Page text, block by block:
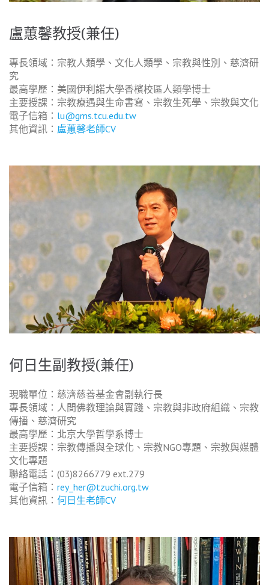
盧蕙馨教授(兼任)
專長領域：宗教人類學、文化人類學、宗教與性別、慈濟研
究
最高學歷：美國伊利諾大學香檳校區人類學博士
主要授課：宗教療遇與生命書寫、宗教生死學、宗教與文化
電子信箱： lu@gms.tcu.edu.tw
其他資訊： 盧蕙馨老師CV
何日生副教授(兼任)
現職單位：慈濟慈善基金會副執行長
專長領域：人間佛教理論與實踐、宗教與非政府組織、宗教
傳播、慈濟研究
最高學歷：北京大學哲學系博士
主要授課：宗教傳播與全球化、宗教NGO專題、宗教與媒體
文化專題
聯絡電話：(03)8266779 ext.279
電子信箱： rey_her@tzuchi.org.tw
其他資訊： 何日生老師CV